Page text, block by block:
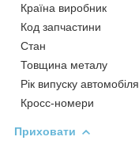
Країна виробник
Код запчастини
Стан
Товщина металу
Рік випуску автомобіля
Кросс-номери
Приховати